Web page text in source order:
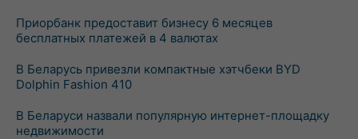
Приорбанк предоставит бизнесу 6 месяцев
бесплатных платежей в 4 валютах
В Беларусь привезли компактные хэтчбеки BYD
Dolphin Fashion 410
В Беларуси назвали популярную интернет-площадку
недвижимости